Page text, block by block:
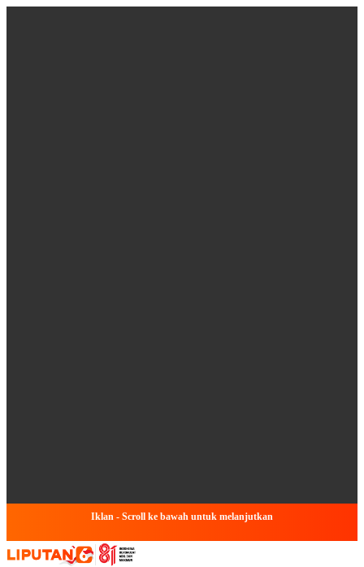
Iklan - Scroll ke bawah untuk melanjutkan